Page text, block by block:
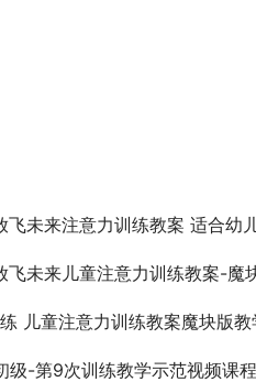
来注意力训练教案 适合幼儿儿童专
来儿童注意力训练教案-魔块版 示范教学
儿童注意力训练教案魔块版教学
-第9次训练教学示范视频课程 专注力